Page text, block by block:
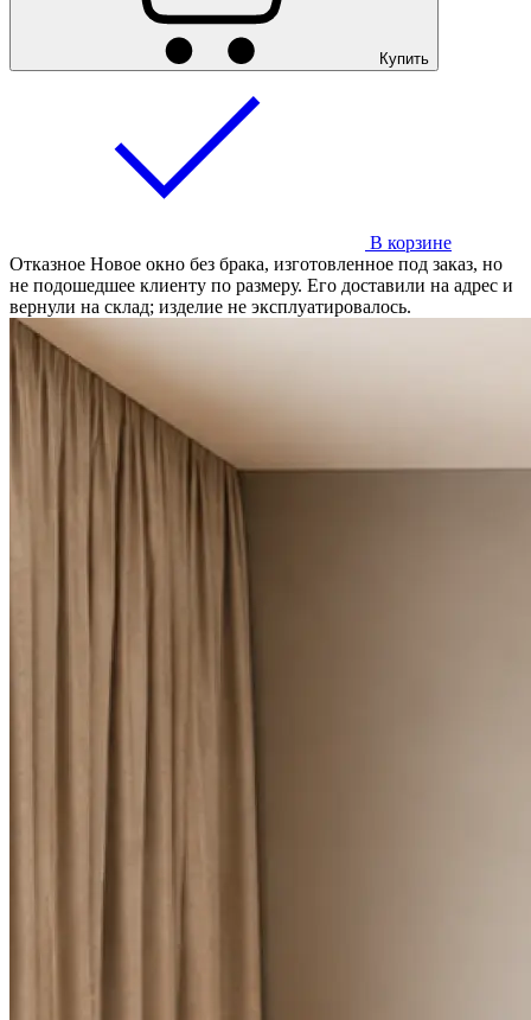
Купить
В корзине
Отказное Новое окно без брака, изготовленное под заказ, но
не подошедшее клиенту по размеру. Его доставили на адрес и
вернули на склад; изделие не эксплуатировалось.